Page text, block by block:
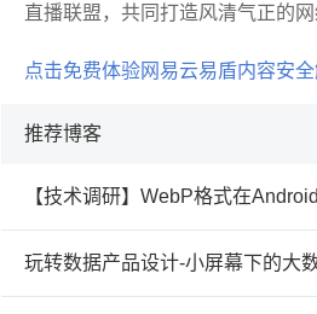
直播联盟，共同打造风清气正的网
点击免费体验网易云易盾内容安全
推荐博客
【技术调研】WebP格式在
玩转数据产品设计-小屏幕下的大